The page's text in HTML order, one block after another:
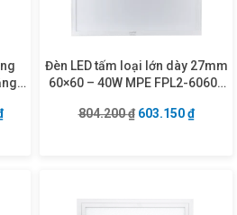
₫.
Giá hiện tại là: 1.447.425 ₫.
Đèn LED tấm loại lớn dày 27mm
60×60 – 40W MPE FPL2-6060T
804.200₫ Giá gốc là:
603.150₫Giá